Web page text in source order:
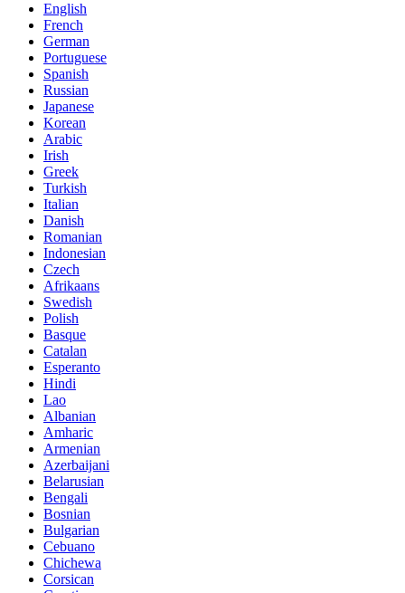
English
French
German
Portuguese
Spanish
Russian
Japanese
Korean
Arabic
Irish
Greek
Turkish
Italian
Danish
Romanian
Indonesian
Czech
Afrikaans
Swedish
Polish
Basque
Catalan
Esperanto
Hindi
Lao
Albanian
Amharic
Armenian
Azerbaijani
Belarusian
Bengali
Bosnian
Bulgarian
Cebuano
Chichewa
Corsican